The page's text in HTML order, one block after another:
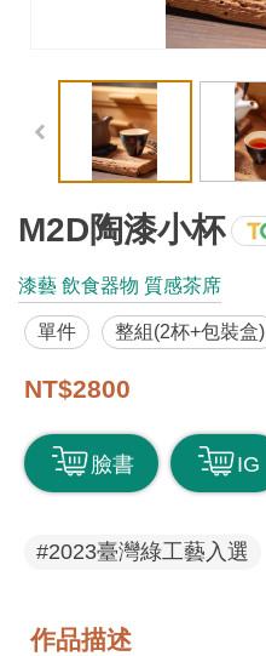
物
工
藝
美
術
訊
息
遞
於
M2D陶漆小杯
漆藝 飲食器物 質感茶席
單件 整組(2杯+包裝盒)
NT$2800
臉書 IG
#2023臺灣綠工藝入選
作品描述